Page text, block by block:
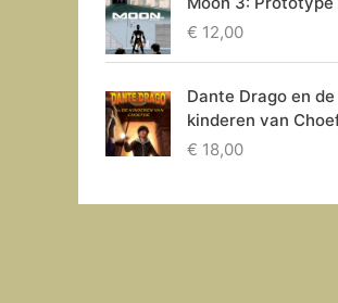
€ 12,00
Dante Drago en de
kinderen van
€ 18,00